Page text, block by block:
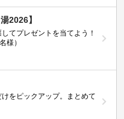
2026】
てプレゼントを当てよう！
様）
をピックアップ。まとめて